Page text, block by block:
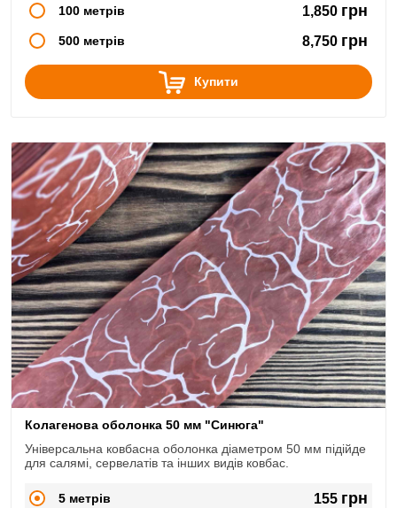
100 метрів 1,850 грн
500 метрів 8,750 грн
Купити
Колагенова оболонка 50 мм "Синюга"
Універсальна ковбасна оболонка діаметром 50 мм підійде
5 метрів 155 грн